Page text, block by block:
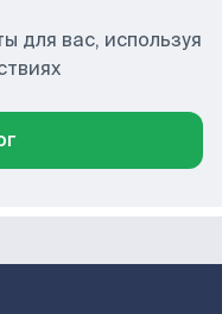
для вас, используя